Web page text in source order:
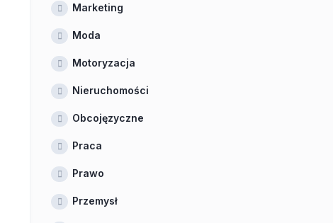
Marketing
Moda
Motoryzacja
Nieruchomości
Obcojęzyczne
Praca
Prawo
Przemysł